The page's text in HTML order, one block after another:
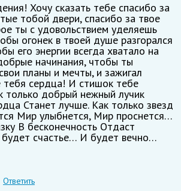
Хочу сказать тебе спасибо за
тобой двери, спасибо за твое
ты с удовольствием уделяешь
огонек в твоей душе разгорался
его энергии всегда хватало на
начинания, чтобы ты
планы и мечты, и зажигал
сердца! И стишок тебе
только добрый нежный лучик
Станет лучше. Как только звезд
Мир улыбнется, Мир проснется…
В бесконечность Отдаст
счастье… И будет вечно…
Ответить